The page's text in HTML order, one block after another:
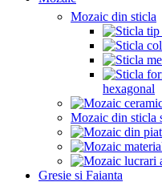
Mozaic din sticla
hexagonal
Mozaic din sticla
Gresie si Faianta